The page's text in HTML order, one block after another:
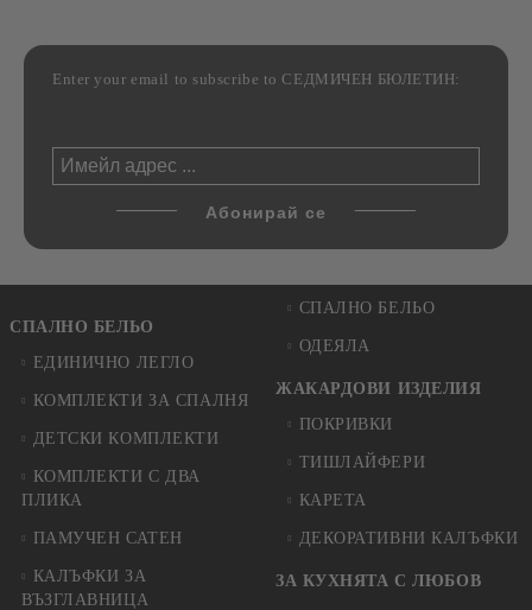
Enter your email to subscribe to СЕДМИЧЕН БЮЛЕТИН:
СПАЛНО БЕЛЬО
ЕДИНИЧНО ЛЕГЛО
КОМПЛЕКТИ ЗА СПАЛНЯ
ДЕТСКИ КОМПЛЕКТИ
КОМПЛЕКТИ С ДВА
ПЛИКА
ПАМУЧЕН САТЕН
КАЛЪФКИ ЗА
ВЪЗГЛАВНИЦА
СПАЛНО БЕЛЬО
ОДЕЯЛА
ЖАКАРДОВИ ИЗДЕЛИЯ
ПОКРИВКИ
ТИШЛАЙФЕРИ
КАРЕТА
ДЕКОРАТИВНИ КАЛЪФКИ
ЗА КУХНЯТА С ЛЮБОВ